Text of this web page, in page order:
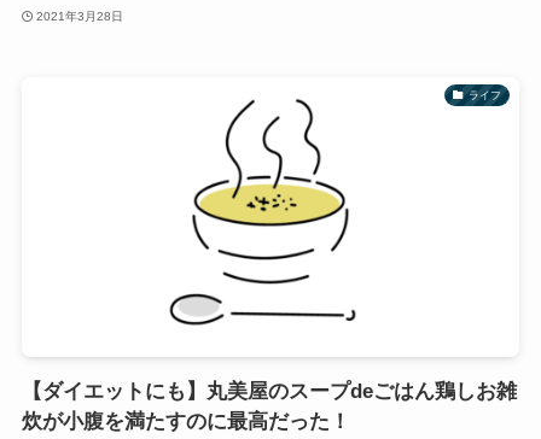
2021年3月28日
ライフ
【ダイエットにも】丸美屋のスープdeごはん鶏しお雑
炊が小腹を満たすのに最高だった！